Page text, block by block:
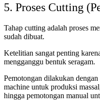
5. Proses Cutting
Tahap cutting adalah proses
sudah dibuat.
Ketelitian sangat penting
mengganggu bentuk seragam.
Pemotongan dilakukan
machine untuk produksi
hingga pemotongan manual